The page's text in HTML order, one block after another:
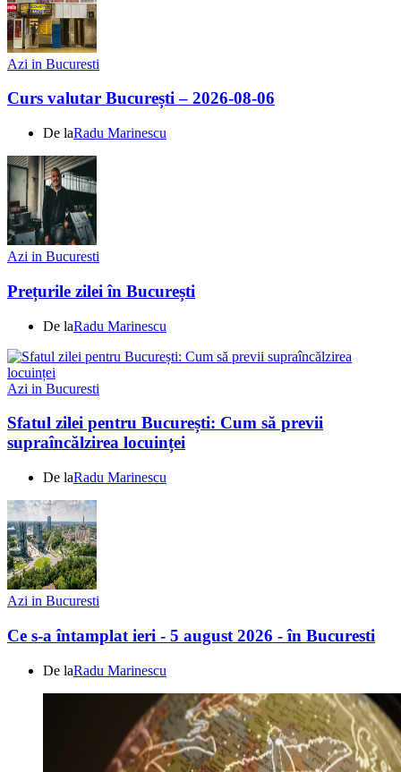
Azi in Bucuresti
Curs valutar București – 2026-08-06
De laRadu Marinescu
Azi in Bucuresti
Prețurile zilei în București
De laRadu Marinescu
Azi in Bucuresti
Sfatul zilei pentru București: Cum să previi
supraîncălzirea locuinței
De laRadu Marinescu
Azi in Bucuresti
Ce s-a întamplat ieri - 5 august 2026 - în Bucuresti
De laRadu Marinescu